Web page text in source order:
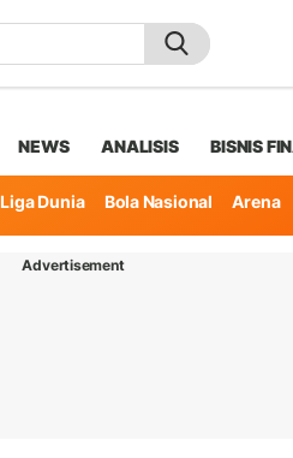
NEWS ANALISIS BISNIS
Liga Dunia Bola Nasional Arena
Advertisement